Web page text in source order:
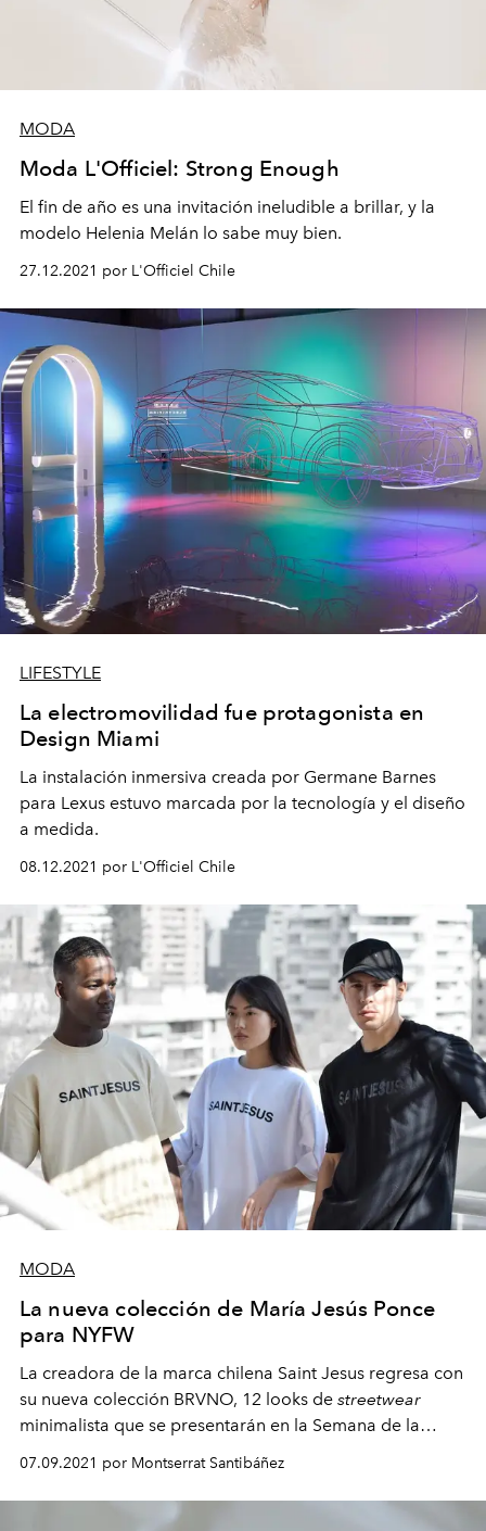
MODA
Moda L'Officiel: Strong Enough
El fin de año es una invitación ineludible a brillar, y la
modelo Helenia Melán lo sabe muy bien.
27.12.2021 por L'Officiel Chile
LIFESTYLE
La electromovilidad fue protagonista en
Design Miami
La instalación inmersiva creada por Germane Barnes
para Lexus estuvo marcada por la tecnología y el diseño
a medida.
08.12.2021 por L'Officiel Chile
MODA
La nueva colección de María Jesús Ponce
para NYFW
La creadora de la marca chilena Saint Jesus regresa con
su nueva colección BRVNO, 12 looks de streetwear
minimalista que se presentarán en la Semana de la
Moda de Nueva York el próximo 11 de septiembre.
07.09.2021 por Montserrat Santibáñez